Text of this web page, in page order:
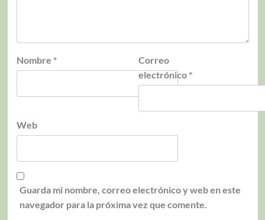
Nombre *
Correo
electrónico *
Web
Guarda mi nombre, correo electrónico y web en este
navegador para la próxima vez que comente.